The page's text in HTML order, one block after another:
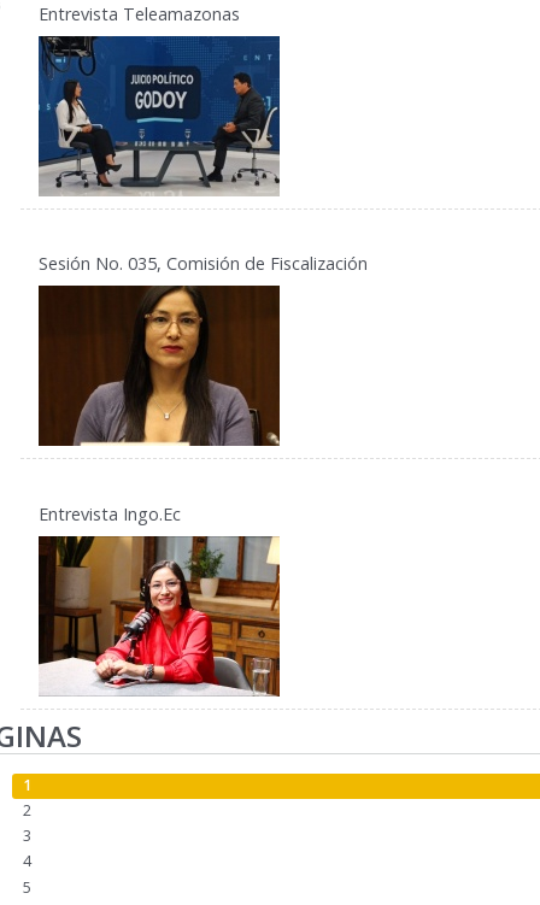
Entrevista Teleamazonas
Sesión No. 035, Comisión de Fiscalización
Entrevista Ingo.Ec
1
2
3
4
5